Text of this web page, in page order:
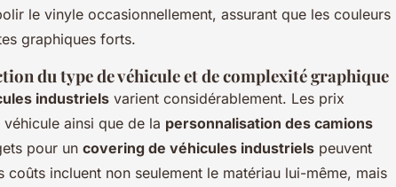
le vinyle occasionnellement, assurant que les couleurs
graphiques forts.
du type de véhicule et de complexité graphique
industriels varient considérablement. Les prix
ainsi que de la personnalisation des camions
pour un covering de véhicules industriels peuvent
incluent non seulement le matériau lui-même, mais